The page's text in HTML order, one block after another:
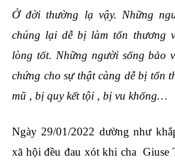
Ở đời thường lạ vậy. Những
chúng lại dễ bị làm tổn thương
lòng tốt. Những người sống bảo
chứng cho sự thật càng dễ bị tổn
mũ , bị quy kết tội , bị vu khống…
Ngày 29/01/2022 dường như
xã hội đều đau xót khi cha Giuse